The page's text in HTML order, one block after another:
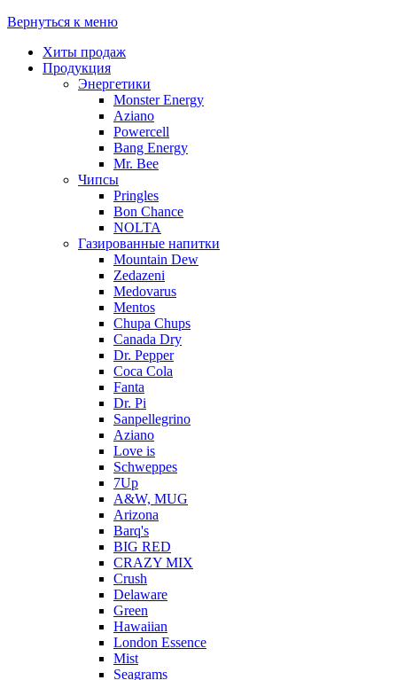
Вернуться к меню
Хиты продаж
Продукция
Энергетики
Monster Energy
Aziano
Powercell
Bang Energy
Mr. Bee
Чипсы
Pringles
Bon Chance
NOLTA
Газированные напитки
Mountain Dew
Zedazeni
Medovarus
Mentos
Chupa Chups
Canada Dry
Dr. Pepper
Coca Cola
Fanta
Dr. Pi
Sanpellegrino
Aziano
Love is
Schweppes
7Up
A&W, MUG
Arizona
Barq's
BIG RED
CRAZY MIX
Crush
Delaware
Green
Hawaiian
London Essence
Mist
Seagrams